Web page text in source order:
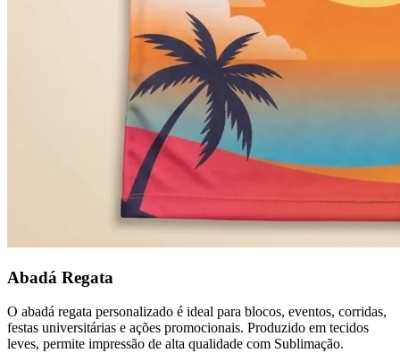
Abadá Regata
O abadá regata personalizado é ideal para blocos, eventos, corridas,
festas universitárias e ações promocionais. Produzido em tecidos
leves, permite impressão de alta qualidade com Sublimação.